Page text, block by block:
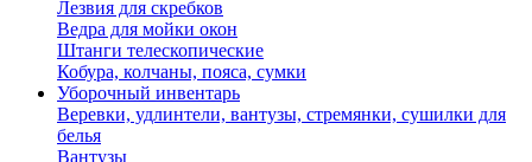
Лезвия для скребков
Ведра для мойки окон
Штанги телескопические
Кобура, колчаны, пояса, сумки
Уборочный инвентарь
Веревки, удлинтели, вантузы, стремянки, сушилки для
белья
Вантузы